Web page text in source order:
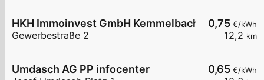
0,75 €/kWh
12,2 km
HKH Immoinvest GmbH Kemmelbach
Gewerbestraße 2
0,65 €/kWh
Umdasch AG PP infocenter